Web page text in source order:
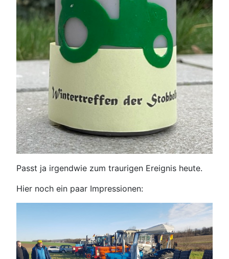
Passt ja irgendwie zum traurigen Ereignis heute.
Hier noch ein paar Impressionen: